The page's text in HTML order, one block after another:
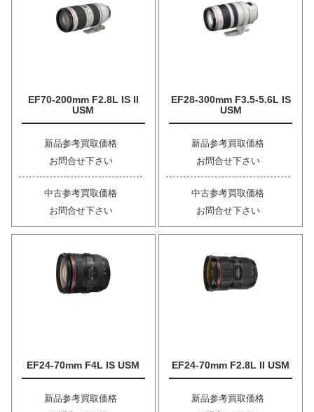
EF70-200mm F2.8L IS II
USM
新品参考買取価格
お問合せ下さい
中古参考買取価格
お問合せ下さい
EF28-300mm F3.5-5.6L IS
USM
新品参考買取価格
お問合せ下さい
中古参考買取価格
お問合せ下さい
EF24-70mm F4L IS USM
新品参考買取価格
EF24-70mm F2.8L II USM
新品参考買取価格